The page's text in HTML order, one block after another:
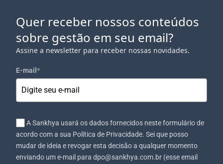
Quer receber nossos conteúdos
sobre gestão em seu email?
Assine a newsletter para receber nossas novidades.
E-mail *
A Sankhya usará os dados fornecidos neste formulário de
acordo com a sua Política de Privacidade. Sei que posso
mudar de ideia e revogar esta decisão a qualquer momento
enviando um e-mail para dpo@sankhya.com.br (esse email